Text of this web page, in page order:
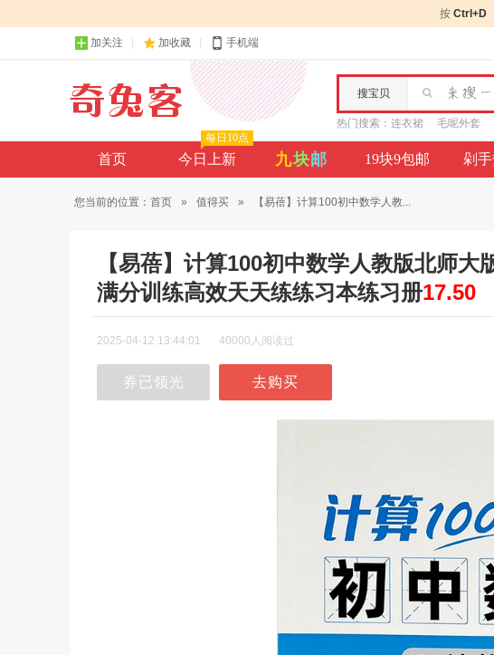
按 Ctrl+D
加关注 加收藏 手机端
搜宝贝
热门搜索： 连衣裙 毛呢外套
首页 今日上新
每日10点
九块邮 19块9包邮 剁
您当前的位置： 首页 » 值得买 » 【易蓓】计算100初中数学人教...
【易蓓】计算100初中数学人教版北师
满分训练高效天天练练习本练习册17.50
2025-04-12 13:44:01 40000人阅读过
券已领光 去购买